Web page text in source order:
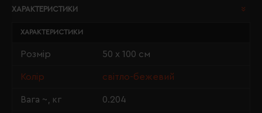
ХАРАКТЕРИСТИКИ
ХАРАКТЕРИСТИКИ
Розмір 50 х 100 см
Колір світло-бежевий
Вага ~, кг 0.204